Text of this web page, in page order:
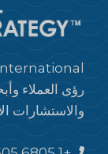
رؤى العملاء
والاستشارات